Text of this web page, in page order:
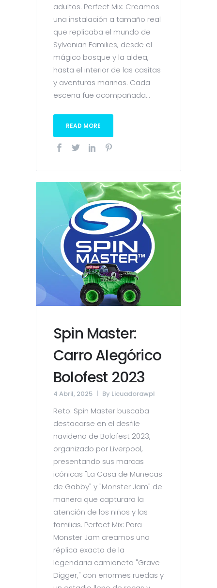
adultos. Perfect Mix: Creamos
una instalación a tamaño real
que replicaba el mundo de
Sylvanian Families, desde el
mágico bosque y la aldea,
hasta el interior de las casitas
y aventuras marinas. Cada
escena fue acompañada...
READ MORE
Spin Master:
Carro Alegórico
Bolofest 2023
4 Abril, 2025 By Licuadorawpl
Reto: Spin Master buscaba
destacarse en el desfile
navideño de Bolofest 2023,
organizado por Liverpool,
presentando sus marcas
icónicas "La Casa de Muñecas
de Gabby" y "Monster Jam" de
manera que capturara la
atención de los niños y las
familias. Perfect Mix: Para
Monster Jam creamos una
réplica exacta de la
legendaria camioneta "Grave
Digger," con enormes ruedas y